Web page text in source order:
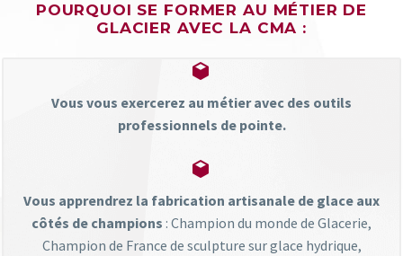
POURQUOI SE FORMER AU MÉTIER DE
GLACIER AVEC LA CMA :


Vous vous exercerez au métier avec des outils
professionnels de pointe.


Vous apprendrez la fabrication artisanale de glace aux
côtés de champions : Champion du monde de Glacerie,
Champion de France de sculpture sur glace hydrique,